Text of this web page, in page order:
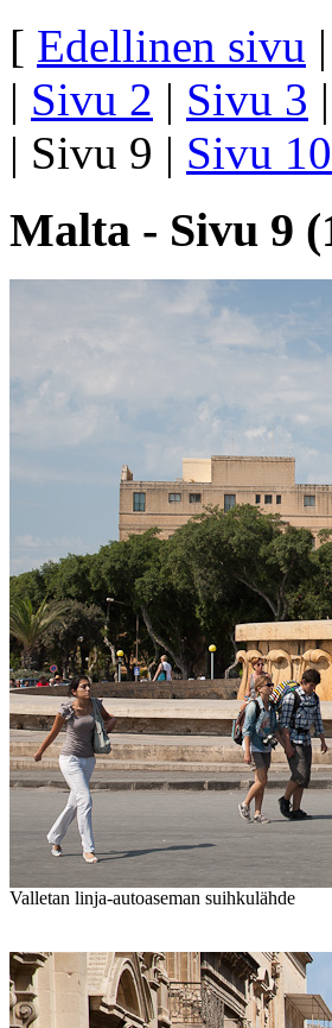
[ Edellinen sivu |
| Sivu 2 | Sivu 3 |
| Sivu 9 | Sivu 10
Malta - Sivu 9
Valletan linja-autoaseman suihkulähde